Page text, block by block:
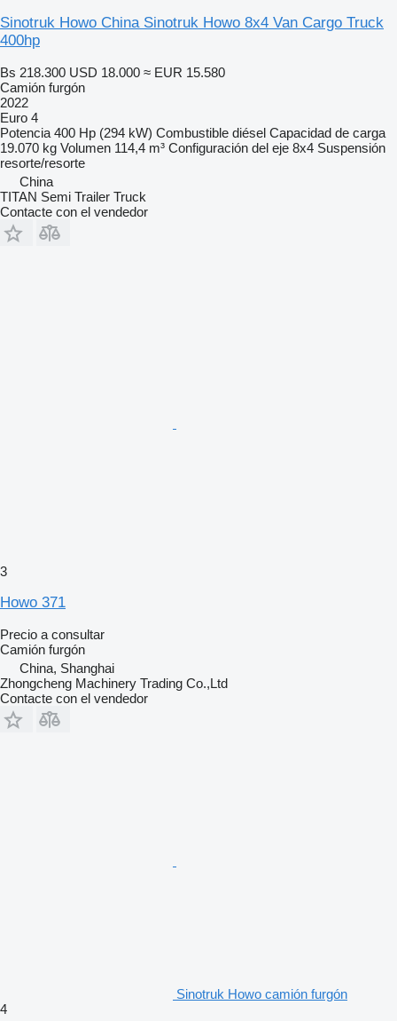
Sinotruk Howo China Sinotruk Howo 8x4 Van Cargo Truck
400hp
Bs 218.300 USD 18.000 ≈ EUR 15.580
Camión furgón
2022
Euro 4
Potencia 400 Hp (294 kW) Combustible diésel Capacidad de carga
19.070 kg Volumen 114,4 m³ Configuración del eje 8x4 Suspensión
resorte/resorte
China
TITAN Semi Trailer Truck
Contacte con el vendedor
3
Howo 371
Precio a consultar
Camión furgón
China, Shanghai
Zhongcheng Machinery Trading Co.,Ltd
Contacte con el vendedor
Sinotruk Howo camión furgón
4